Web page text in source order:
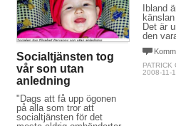
Socialtjänsten tog
vår son utan
anledning
"Dags att få upp ögonen
på alla som tror att
socialtjänsten för det
Ibland
Det är
den
PATRICK
2008-11-